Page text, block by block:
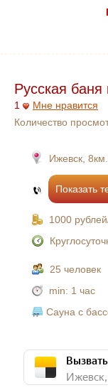
Русская баня
1
Мне нравится
Количество
Ижевск,
Показать
1000
25 человек
min: 1 час
Сауна с